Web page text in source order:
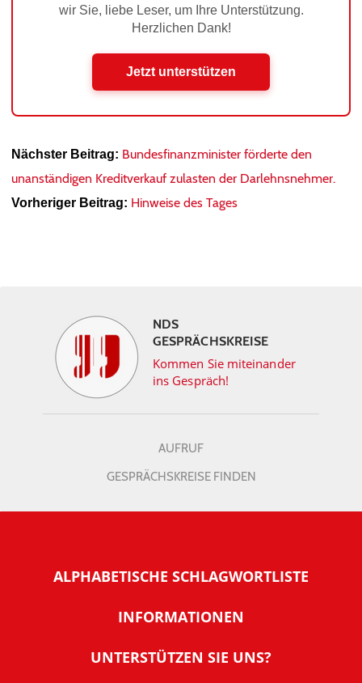
wir Sie, liebe Leser, um Ihre Unterstützung.
Herzlichen Dank!
Jetzt unterstützen
Nächster Beitrag: Bundesfinanzminister förderte den
unanständigen Kreditverkauf zulasten der Darlehnsnehmer.
Vorheriger Beitrag: Hinweise des Tages
NDS
GESPRÄCHSKREISE
Kommen Sie miteinander
ins Gespräch!
AUFRUF
GESPRÄCHSKREISE FINDEN
ALPHABETISCHE SCHLAGWORTLISTE
INFORMATIONEN
Warum NachDenkSeiten
UNTERSTÜTZEN SIE UNS?